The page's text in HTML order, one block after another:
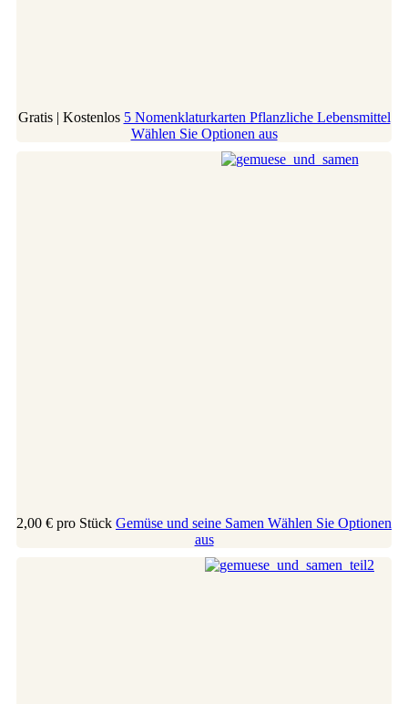
Gratis | Kostenlos 5 Nomenklaturkarten Pflanzliche Lebensmittel
Wählen Sie Optionen aus
2,00 € pro Stück Gemüse und seine Samen Wählen Sie Optionen
aus